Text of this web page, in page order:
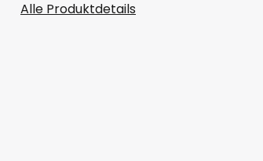
Alle Produktdetails